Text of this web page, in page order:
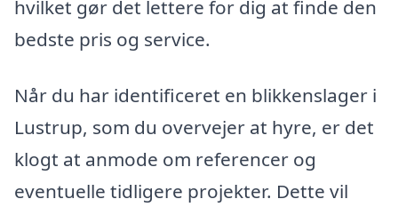
hvilket gør det lettere for dig at finde den
bedste pris og service.
Når du har identificeret en blikkenslager i
Lustrup, som du overvejer at hyre, er det
klogt at anmode om referencer og
eventuelle tidligere projekter. Dette vil